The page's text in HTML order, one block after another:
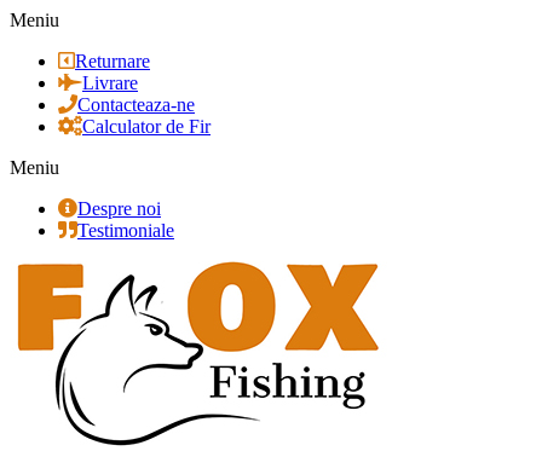
Meniu
Returnare
Livrare
Contacteaza-ne
Calculator de Fir
Meniu
Despre noi
Testimoniale